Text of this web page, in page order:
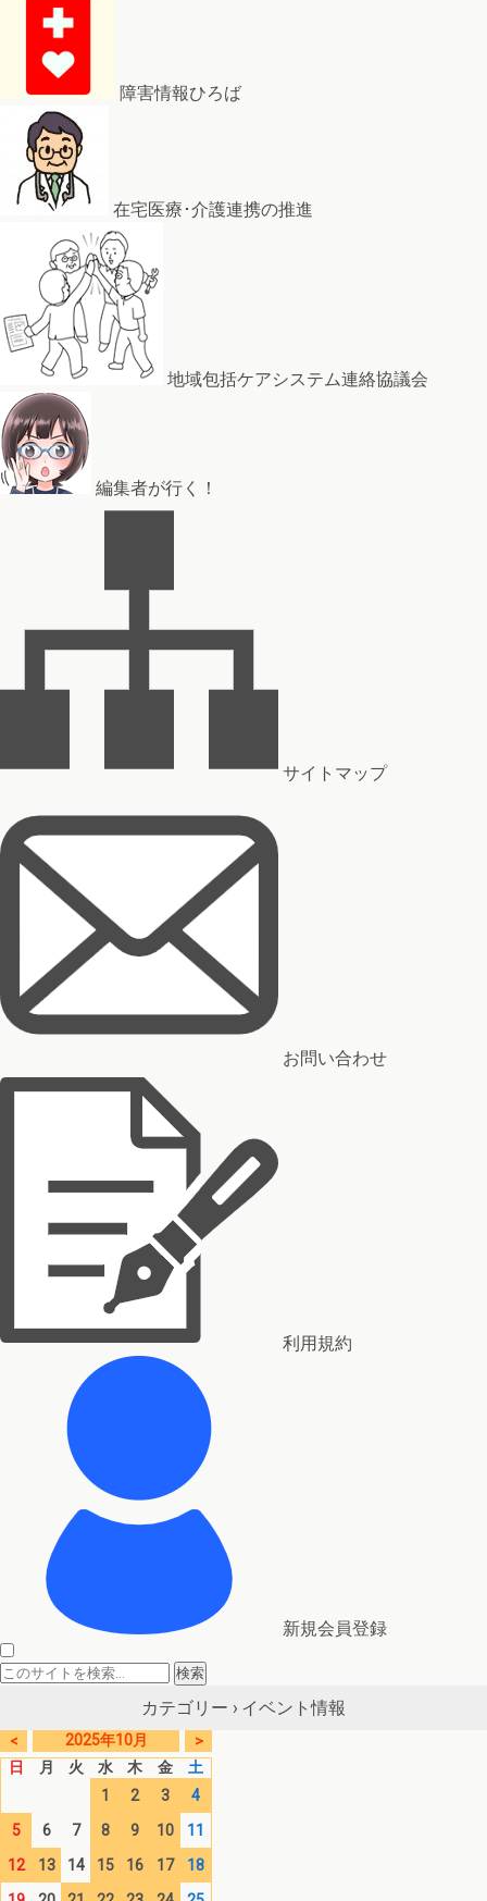
障害情報ひろば
在宅医療･介護連携の推進
地域包括ケアシステム連絡協議会
編集者が行く！
サイトマップ
お問い合わせ
利用規約
新規会員登録
カテゴリー › イベント情報
< 2025年10月
>
日
月 火 水 木 金
土
1
2 3
4
5
6 7 8 9 10
11
12
13 14 15 16 17
18